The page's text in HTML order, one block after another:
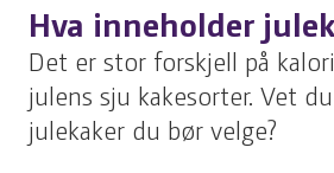
Hva inneholder
Det er stor forskjell på
julens sju kakesorter. Vet
julekaker du bør velge?